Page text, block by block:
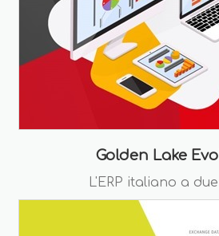
Golden Lake
L'ERP italiano a